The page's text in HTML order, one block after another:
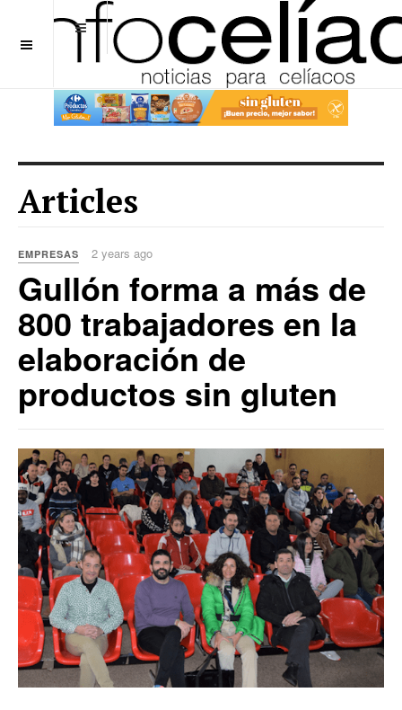
Articles
EMPRESAS 2 years ago
Gullón forma a más de
800 trabajadores en la
elaboración de
productos sin gluten